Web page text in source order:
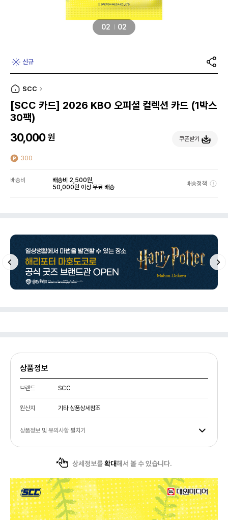
01 02
신규
SCC
[SCC 카드] 2026 KBO 오피셜 컬렉션 카드 (1박스
30팩)
30,000원 쿠폰받기
300
배송비
배송비 2,500원,
50,000원 이상 무료 배송
배송정책
상품정보
브랜드 SCC
원산지 기타 상품상세참조
상품정보 및 유의사항 펼치기
상세정보를확대해서 볼 수 있습니다.